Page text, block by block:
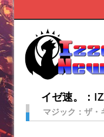
イゼ速。：
マジック：ザ・